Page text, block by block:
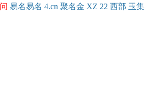
易名易名 4.cn 聚名金 XZ 22 西部 玉集